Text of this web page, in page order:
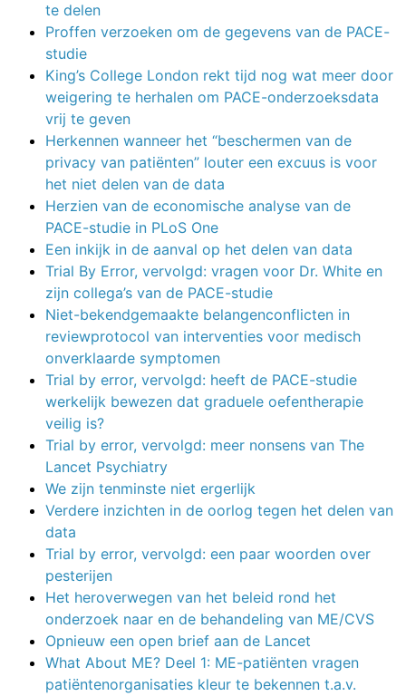
te delen
Proffen verzoeken om de gegevens van de PACE-
studie
King’s College London rekt tijd nog wat meer door
weigering te herhalen om PACE-onderzoeksdata
vrij te geven
Herkennen wanneer het “beschermen van de
privacy van patiënten” louter een excuus is voor
het niet delen van de data
Herzien van de economische analyse van de
PACE-studie in PLoS One
Een inkijk in de aanval op het delen van data
Trial By Error, vervolgd: vragen voor Dr. White en
zijn collega’s van de PACE-studie
Niet-bekendgemaakte belangenconflicten in
reviewprotocol van interventies voor medisch
onverklaarde symptomen
Trial by error, vervolgd: heeft de PACE-studie
werkelijk bewezen dat graduele oefentherapie
veilig is?
Trial by error, vervolgd: meer nonsens van The
Lancet Psychiatry
We zijn tenminste niet ergerlijk
Verdere inzichten in de oorlog tegen het delen van
data
Trial by error, vervolgd: een paar woorden over
pesterijen
Het heroverwegen van het beleid rond het
onderzoek naar en de behandeling van ME/CVS
Opnieuw een open brief aan de Lancet
What About ME? Deel 1: ME-patiënten vragen
patiëntenorganisaties kleur te bekennen t.a.v.